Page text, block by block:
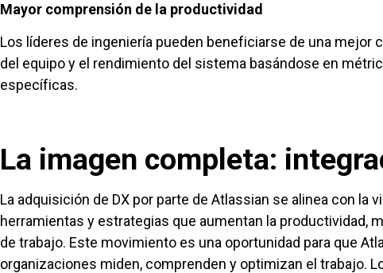
Mayor comprensión de la productividad
Los líderes de ingeniería pueden beneficiarse de una mejor
del equipo y el rendimiento del sistema basándose en
específicas.
La imagen completa:
La adquisición de DX por parte de Atlassian se alinea con la
herramientas y estrategias que aumentan la productividad,
de trabajo. Este movimiento es una oportunidad para que
organizaciones miden, comprenden y optimizan el trabajo.